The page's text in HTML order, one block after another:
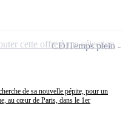
de sa nouvelle pépite, pour un
au cœur de Paris, dans le 1er
CDITemps plein
cette offre à ma sélection